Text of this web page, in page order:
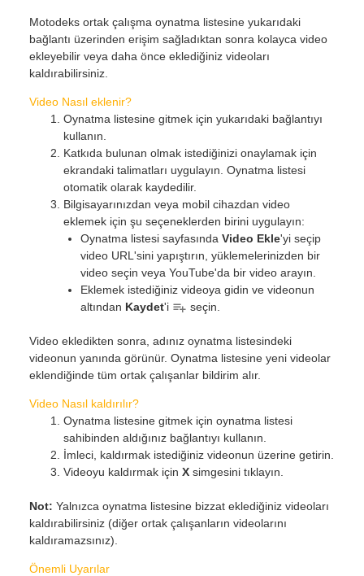
Motodeks ortak çalışma oynatma listesine yukarıdaki
bağlantı üzerinden erişim sağladıktan sonra kolayca video
ekleyebilir veya daha önce eklediğiniz videoları
kaldırabilirsiniz.
Video Nasıl eklenir?
Oynatma listesine gitmek için yukarıdaki bağlantıyı
kullanın.
Katkıda bulunan olmak istediğinizi onaylamak için
ekrandaki talimatları uygulayın. Oynatma listesi
otomatik olarak kaydedilir.
Bilgisayarınızdan veya mobil cihazdan video
eklemek için şu seçeneklerden birini uygulayın:
Oynatma listesi sayfasında Video Ekle'yi seçip
video URL'sini yapıştırın, yüklemelerinizden bir
video seçin veya YouTube'da bir video arayın.
Eklemek istediğiniz videoya gidin ve videonun
altından Kaydet'i seçin.
Video ekledikten sonra, adınız oynatma listesindeki
videonun yanında görünür. Oynatma listesine yeni videolar
eklendiğinde tüm ortak çalışanlar bildirim alır.
Video Nasıl kaldırılır?
Oynatma listesine gitmek için oynatma listesi
sahibinden aldığınız bağlantıyı kullanın.
İmleci, kaldırmak istediğiniz videonun üzerine getirin.
Videoyu kaldırmak için Xsimgesini tıklayın.
Not: Yalnızca oynatma listesine bizzat eklediğiniz videoları
kaldırabilirsiniz (diğer ortak çalışanların videolarını
kaldıramazsınız).
Önemli Uyarılar